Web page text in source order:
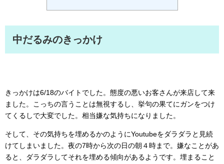
中だるみのきっかけ
きっかけは6/18のバイトでした。態度の悪いお客さんが来店して来
ました。こっちの言うことは無視するし、挙句の果てにガンをつけ
てくるしで大変でした。相当嫌な気持ちになりました。
そして、その気持ちを埋めるかのようにYoutubeをダラダラと見続
けてしまいました。夜の7時から次の日の朝４時まで。嫌なことがあ
ると、ダラダラしてそれを埋める傾向があるようです。埋まること